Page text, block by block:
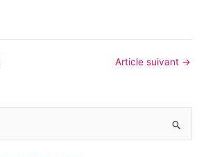
Article suivant →